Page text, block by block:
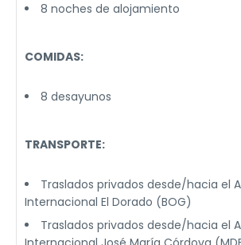
8 noches de alojamiento
COMIDAS:
8 desayunos
TRANSPORTE:
Traslados privados desde/hacia el
Internacional El Dorado (BOG)
Traslados privados desde/hacia el